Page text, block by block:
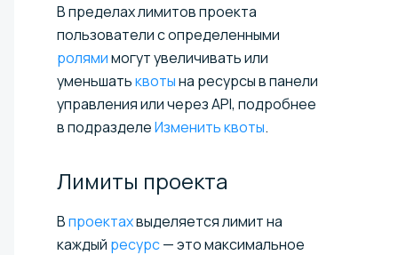
В пределах лимитов проекта
пользователи с определенными
ролямимогут увеличивать или
уменьшатьквотына ресурсы в панели
управления или через API, подробнее
в подразделеИзменить квоты.
Лимиты проекта
Впроектахвыделяется лимит на
каждый ресурс— это максимальное